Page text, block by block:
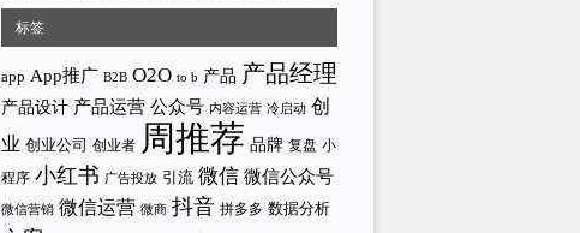
标签
app App推广 B2B O2O to b 产品 产品经理
产品设计 产品运营 公众号 内容运营 冷启动 创
业 创业公司 创业者 周推荐 品牌 复盘 小
程序 小红书 广告投放 引流 微信 微信公众号
微信营销 微信运营 微商 抖音 拼多多 数据分析